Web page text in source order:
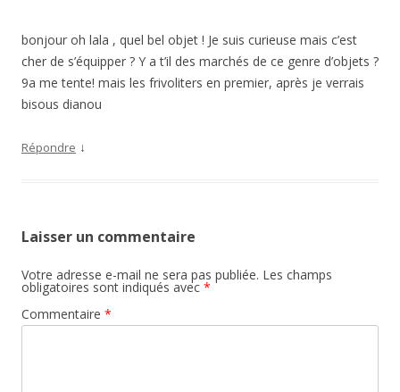
bonjour oh lala , quel bel objet ! Je suis curieuse mais c’est
cher de s’équipper ? Y a t’il des marchés de ce genre d’objets ?
9a me tente! mais les frivoliters en premier, après je verrais
bisous dianou
Répondre ↓
Laisser un commentaire
Votre adresse e-mail ne sera pas publiée. Les champs
obligatoires sont indiqués avec *
Commentaire *